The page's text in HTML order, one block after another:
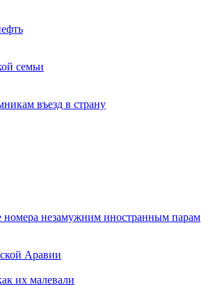
семьи
въезд в страну
незамужним иностранным парам
Аравии